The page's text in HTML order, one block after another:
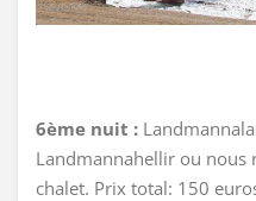
6ème nuit :
Landmannahellir ou nous
chalet. Prix total: 150